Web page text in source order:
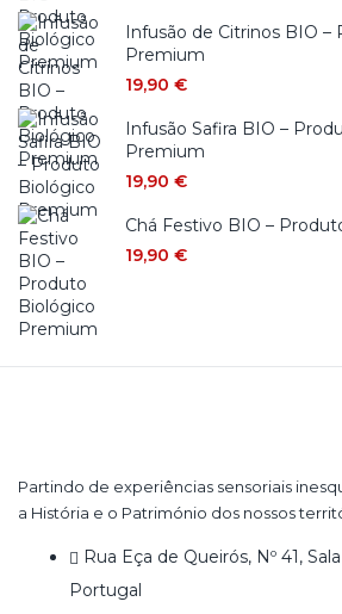
Infusão de Citrinos BIO
Premium
19,90 €
Infusão Safira BIO –
Premium
19,90 €
Chá Festivo BIO –
19,90 €
Partindo de experiências sensoriais
a História e o Património dos nossos
Rua Eça de Queirós, Nº 41,
Portugal